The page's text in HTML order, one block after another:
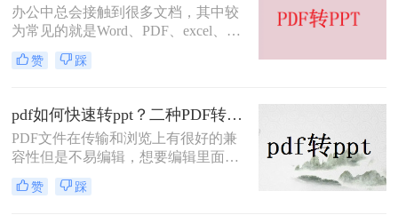
办公中总会接触到很多文档，其中较
为常见的就是Word、PDF、excel、
TXT、PPT等，这些文档各有各的优
势，使用起来也是十分的方便，但是
那么有什么方法可以做到呢？今天就
来讲讲大文件PDF怎么转PPT，看看
小编是怎么将这两种文档进行互换
的，如果你还不知道，那么看完这篇
文章你就学到了，一起来了解吧。
赞 踩
pdf如何快速转ppt？二种PDF转PPT的简单方法，轻松解决
PDF文件在传输和浏览上有很好的兼
容性但是不易编辑，想要编辑里面的
内容直接使用还需要转换成其他的格
式，比如说Word、txt、excel、PPT
赞 踩